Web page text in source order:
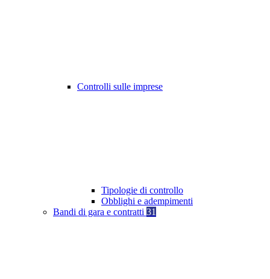
Controlli sulle imprese
Tipologie di controllo
Obblighi e adempimenti
Bandi di gara e contratti 31